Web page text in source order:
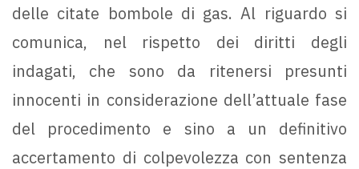
delle citate bombole di gas. Al riguardo si
comunica, nel rispetto dei diritti degli
indagati, che sono da ritenersi presunti
innocenti in considerazione dell’attuale fase
del procedimento e sino a un definitivo
accertamento di colpevolezza con sentenza